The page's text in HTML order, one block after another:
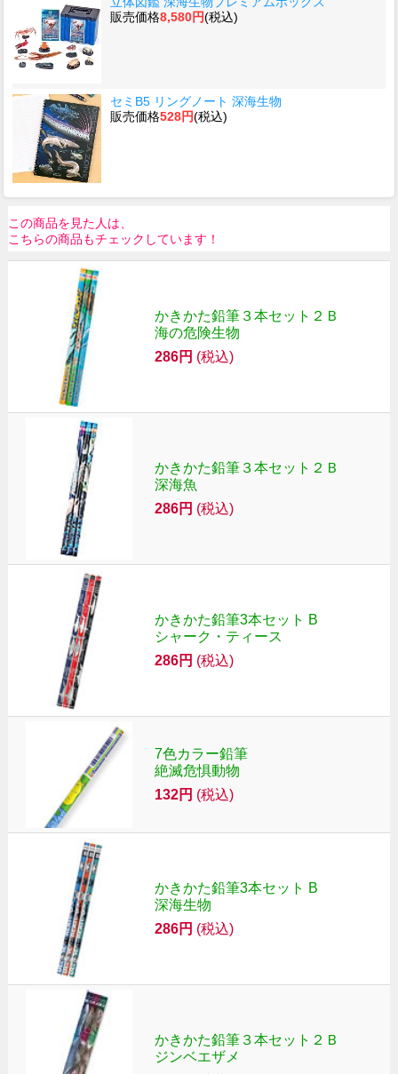
販売価格8,580円(税込)
セミB5 リングノート 深海生物
販売価格528円(税込)
この商品を見た人は、
こちらの商品もチェックしています！
かきかた鉛筆３本セット２Ｂ
海の危険生物
286円 (税込)
かきかた鉛筆３本セット２Ｂ
深海魚
286円 (税込)
かきかた鉛筆3本セット B
シャーク・ティース
286円 (税込)
7色カラー鉛筆
絶滅危惧動物
132円 (税込)
かきかた鉛筆3本セット B
深海生物
286円 (税込)
かきかた鉛筆３本セット２Ｂ
ジンベエザメ